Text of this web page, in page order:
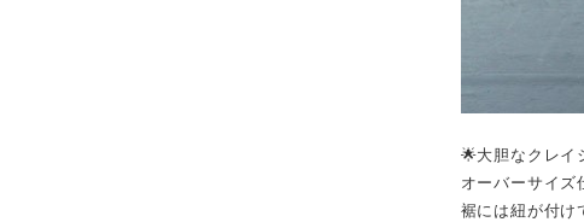
🌟大胆なクレイ
オーバーサイズ
裾には紐が付け